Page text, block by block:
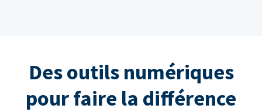
Des outils numériques
pour faire la différence